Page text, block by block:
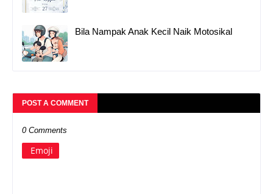
Bila Nampak Anak Kecil Naik Motosikal
POST A COMMENT
0 Comments
Emoji